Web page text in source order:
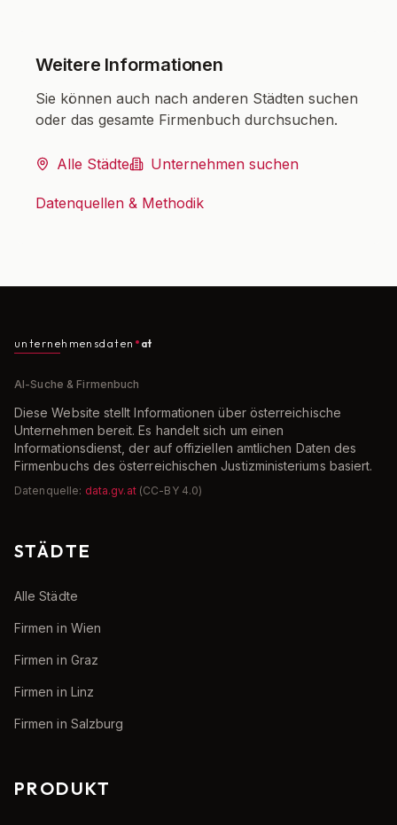
Weitere Informationen
Sie können auch nach anderen Städten suchen
oder das gesamte Firmenbuch durchsuchen.
Alle Städte Unternehmen suchen
Datenquellen & Methodik
unternehmensdaten at
AI-Suche & Firmenbuch
Diese Website stellt Informationen über österreichische
Unternehmen bereit. Es handelt sich um einen
Informationsdienst, der auf offiziellen amtlichen Daten des
Firmenbuchs des österreichischen Justizministeriums basiert.
Datenquelle: data.gv.at (CC-BY 4.0)
STÄDTE
Alle Städte
Firmen in Wien
Firmen in Graz
Firmen in Linz
Firmen in Salzburg
PRODUKT